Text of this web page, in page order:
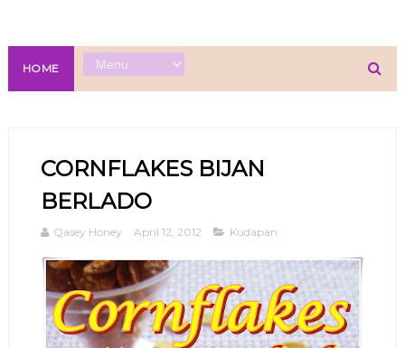
HOME
CORNFLAKES BIJAN
BERLADO
Qasey Honey April 12, 2012 Kudapan